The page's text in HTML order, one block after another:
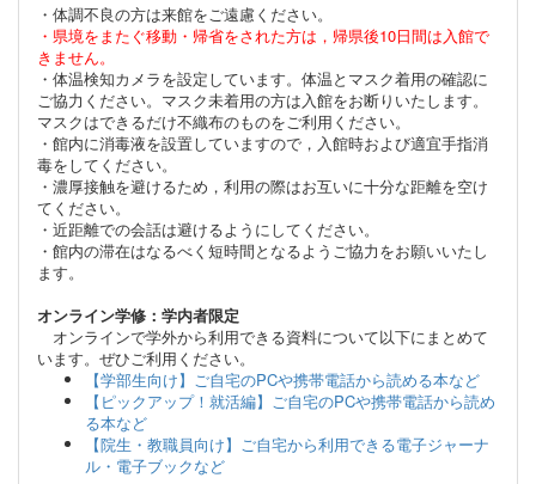
・体調不良の方は来館をご遠慮ください。
・県境をまたぐ移動・帰省をされた方は，帰県後10日間は入館で
きません。
・体温検知カメラを設定しています。体温とマスク着用の確認に
ご協力ください。マスク未着用の方は入館をお断りいたします。
マスクはできるだけ不織布のものをご利用ください。
・館内に消毒液を設置していますので，入館時および適宜手指消
毒をしてください。
・濃厚接触を避けるため，利用の際はお互いに十分な距離を空け
てください。
・近距離での会話は避けるようにしてください。
・館内の滞在はなるべく短時間となるようご協力をお願いいたし
ます。
オンライン学修：学内者限定
オンラインで学外から利用できる資料について以下にまとめて
います。ぜひご利用ください。
【学部生向け】ご自宅のPCや携帯電話から読める本など
【ピックアップ！就活編】ご自宅のPCや携帯電話から読め
る本など
【院生・教職員向け】ご自宅から利用できる電子ジャーナ
ル・電子ブックなど